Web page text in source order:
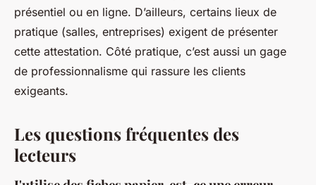
présentiel ou en ligne. D’ailleurs, certains lieux de
pratique (salles, entreprises) exigent de présenter
cette attestation. Côté pratique, c’est aussi un gage
de professionnalisme qui rassure les clients
exigeants.
Les questions fréquentes des
lecteurs